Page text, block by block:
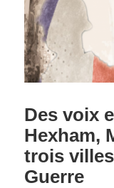
Des voix
Hexham,
trois
Guerre